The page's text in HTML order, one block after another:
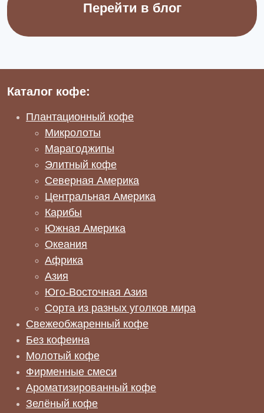
Перейти в блог
Каталог кофе:
Плантационный кофе
Микролоты
Марагоджипы
Элитный кофе
Северная Америка
Центральная Америка
Карибы
Южная Америка
Океания
Африка
Азия
Юго-Восточная Азия
Сорта из разных уголков мира
Свежеобжаренный кофе
Без кофеина
Молотый кофе
Фирменные смеси
Ароматизированный кофе
Зелёный кофе